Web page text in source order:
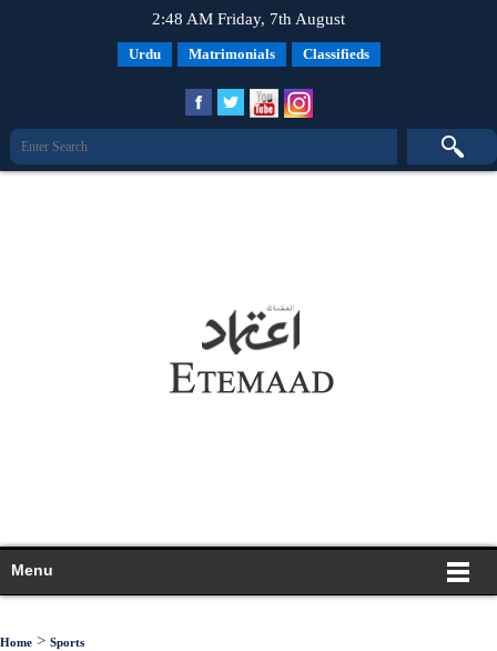
2:48 AM Friday, 7th August
Urdu Matrimonials Classifieds
Menu
Home > Sports